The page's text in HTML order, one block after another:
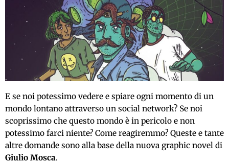
E se noi potessimo vedere e spiare ogni momento di un
mondo lontano attraverso un social network? Se noi
scoprissimo che questo mondo è in pericolo e non
potessimo farci niente? Come reagiremmo? Queste e tante
altre domande sono alla base della nuova graphic novel di
Giulio Mosca.